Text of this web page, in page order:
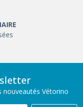
nouveautés Vétorino